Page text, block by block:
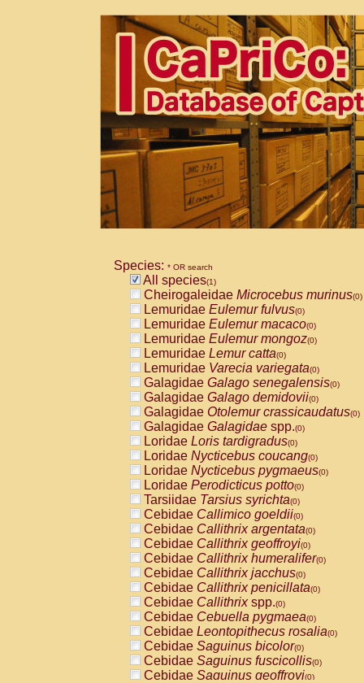
Species: * OR search
All species(1)
Cheirogaleidae Microcebus murinus(0)
Lemuridae Eulemur fulvus(0)
Lemuridae Eulemur macaco(0)
Lemuridae Eulemur mongoz(0)
Lemuridae Lemur catta(0)
Lemuridae Varecia variegata(0)
Galagidae Galago senegalensis(0)
Galagidae Galago demidovii(0)
Galagidae Otolemur crassicaudatus(0)
Galagidae Galagidae spp.(0)
Loridae Loris tardigradus(0)
Loridae Nycticebus coucang(0)
Loridae Nycticebus pygmaeus(0)
Loridae Perodicticus potto(0)
Tarsiidae Tarsius syrichta(0)
Cebidae Callimico goeldii(0)
Cebidae Callithrix argentata(0)
Cebidae Callithrix geoffroyi(0)
Cebidae Callithrix humeralifer(0)
Cebidae Callithrix jacchus(0)
Cebidae Callithrix penicillata(0)
Cebidae Callithrixspp.(0)
Cebidae Cebuella pygmaea(0)
Cebidae Leontopithecus rosalia(0)
Cebidae Saguinus bicolor(0)
Cebidae Saguinus fuscicollis(0)
Cebidae Saguinus geoffroyi(0)